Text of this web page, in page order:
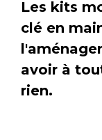
Les kits
clé en
avoir à
rien.